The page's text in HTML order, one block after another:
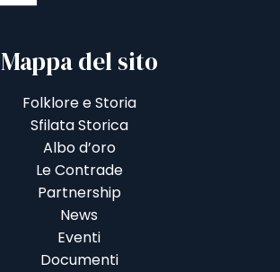
Mappa del sito
Folklore e Storia
Sfilata Storica
Albo d’oro
Le Contrade
Partnership
News
Eventi
Documenti